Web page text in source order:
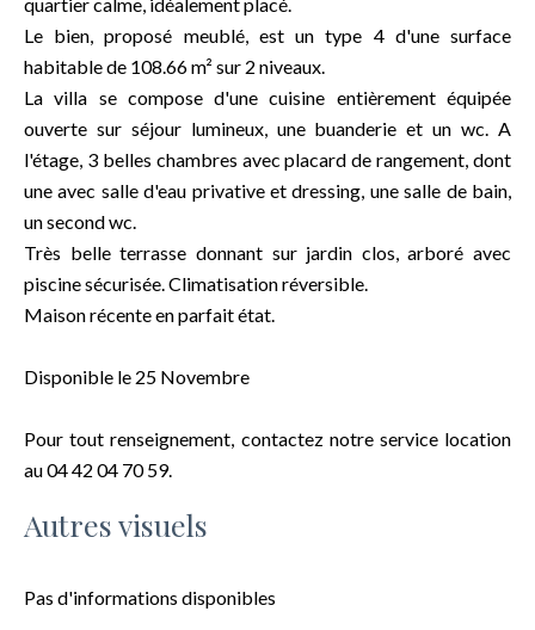
Le bien, proposé meublé, est un type 4 d'une surface
habitable de 108.66 m² sur 2 niveaux.
La villa se compose d'une cuisine entièrement équipée
ouverte sur séjour lumineux, une buanderie et un wc. A
l'étage, 3 belles chambres avec placard de rangement, dont
une avec salle d'eau privative et dressing, une salle de bain,
un second wc.
Très belle terrasse donnant sur jardin clos, arboré avec
piscine sécurisée. Climatisation réversible.
Maison récente en parfait état.
Disponible le 25 Novembre
Pour tout renseignement, contactez notre service location
au 04 42 04 70 59.
Autres visuels
Pas d'informations disponibles